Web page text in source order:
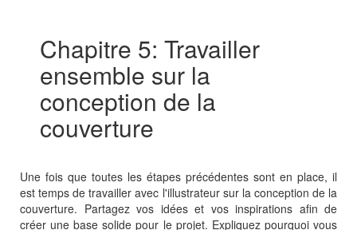
Chapitre 5: Travailler
ensemble sur la
conception de la
couverture
Une fois que toutes les étapes précédentes sont en place, il
est temps de travailler avec l'illustrateur sur la conception de la
couverture. Partagez vos idées et vos inspirations afin de
créer une base solide pour le projet. Expliquez pourquoi vous